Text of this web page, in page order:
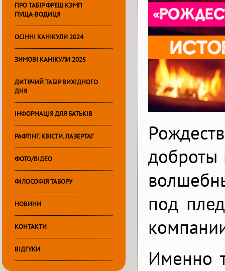
ПРО ТАБІР ФРЕШ КЭМП
ПУЩА-ВОДИЦЯ
ОСІННІ КАНІКУЛИ 2024
ЗИМОВІ КАНІКУЛИ 2025
ДИТЯЧИЙ ТАБІР ВИХІДНОГО
ДНЯ
ІНФОРМАЦІЯ ДЛЯ БАТЬКІВ
РАФТІНГ. КВІСТИ. ЛАЗЕРТАГ
ФОТО/ВІДЕО
ФІЛОСОФІЯ ТАБОРУ
НОВИНИ
КОНТАКТИ
ВІДГУКИ
доброты
под
Именно